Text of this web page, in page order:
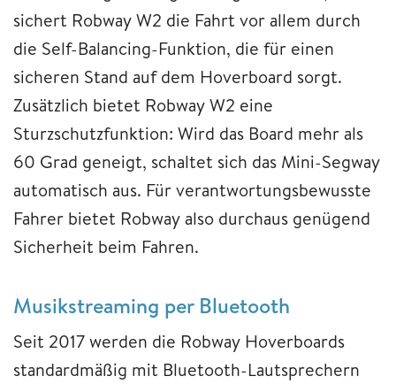
sichert Robway W2 die Fahrt vor allem durch
die Self-Balancing-Funktion, die für einen
sicheren Stand auf dem Hoverboard sorgt.
Zusätzlich bietet Robway W2 eine
Sturzschutzfunktion: Wird das Board mehr als
60 Grad geneigt, schaltet sich das Mini-Segway
automatisch aus. Für verantwortungsbewusste
Fahrer bietet Robway also durchaus genügend
Sicherheit beim Fahren.
Musikstreaming per Bluetooth
Seit 2017 werden die Robway Hoverboards
standardmäßig mit Bluetooth-Lautsprechern